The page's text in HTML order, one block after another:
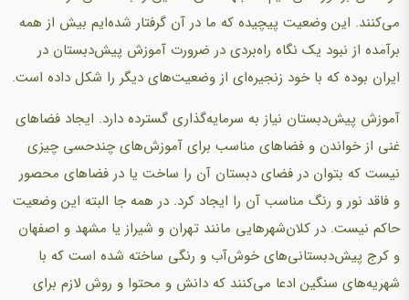
می‌کنند. این وضعیت پیچیده که ما در آن گرفتار شده‌ایم بیش از همه
برآمده از نبود یک نگاه راه‌بردی در ضرورت آموزش پیش‌دبستان در
ایران بوده که با خود زنجیره‌ای از وضعیت‌های دیگر را شکل داده است.
آموزش پیش‌دبستان نیاز به سرمایه‌گذاری گسترده دارد. ایجاد فضاهای
غنی از خواندن و فضاهای مناسب برای آموزش‌های چندحسی چیزی
نیست که بتوان در فضای دبستان آن را ساخت یا در فضاهای محصور
و فاقد نور و رنگ مناسب آن را ایجاد کرد. در همه جا البته این وضعیت
حاکم نیست. در کلان‌شهرهایی مانند تهران و شیراز یا مشهد و اصفهان
و کرج پیش‌دبستانی‌های خوش‌آب و رنگی ساخته شده است که با
شهریه‌های سنگین ادعا می‌کنند که دانش و محتوا و روش لازم برای